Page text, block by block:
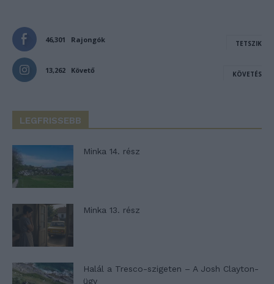
46,301 Rajongók TETSZIK
13,262 Követő KÖVETÉS
LEGFRISSEBB
Minka 14. rész
Minka 13. rész
Halál a Tresco-szigeten – A Josh Clayton-
ügy